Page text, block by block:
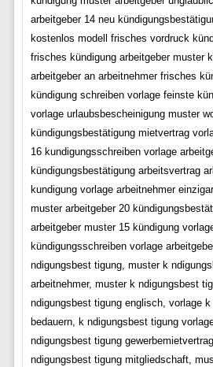
arbeitgeber 14 neu
kostenlos modell frisches vordruck
frisches kündigung arbeitgeber muster
arbeitgeber an arbeitnehmer frisches
kündigung schreiben vorlage feinste
vorlage urlaubsbescheinigung muster
kündigungsbestätigung mietvertrag
16 kundigungsschreiben vorlage
kündigungsbestätigung arbeitsvertrag
kundigung vorlage arbeitnehmer
muster arbeitgeber 20
arbeitgeber muster 15 kündigung
kündigungsschreiben vorlage
ndigungsbest tigung, muster k
arbeitnehmer, muster k ndigungsbest
ndigungsbest tigung englisch, vorlage
bedauern, k ndigungsbest tigung
ndigungsbest tigung
ndigungsbest tigung mitgliedschaft,